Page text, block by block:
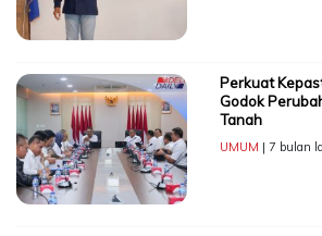
Perkuat
Godok
Tanah
UMUM | 7 bulan